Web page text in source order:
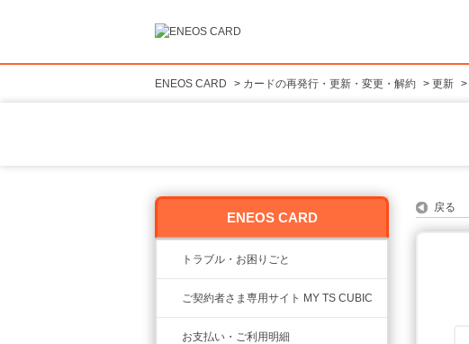
ENEOS CARD > カードの再発行・更新・変更・解約 > 更新 >
ENEOS CARD
トラブル・お困りごと
ご契約者さま専用サイト MY TS CUBIC
お支払い・ご利用明細
戻る